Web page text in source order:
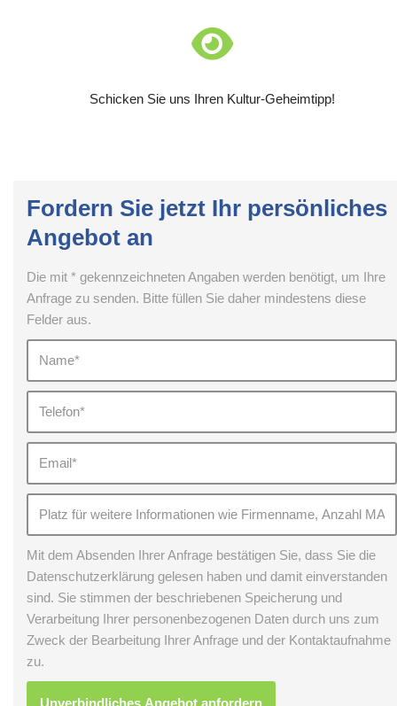
Schicken Sie uns Ihren Kultur-Geheimtipp!
Fordern Sie jetzt Ihr persönliches
Angebot an
Die mit * gekennzeichneten Angaben werden benötigt, um Ihre
Anfrage zu senden. Bitte füllen Sie daher mindestens diese
Felder aus.
Mit dem Absenden Ihrer Anfrage bestätigen Sie, dass Sie die
Datenschutzerklärung gelesen haben und damit einverstanden
sind. Sie stimmen der beschriebenen Speicherung und
Verarbeitung Ihrer personenbezogenen Daten durch uns zum
Zweck der Bearbeitung Ihrer Anfrage und der Kontaktaufnahme
zu.